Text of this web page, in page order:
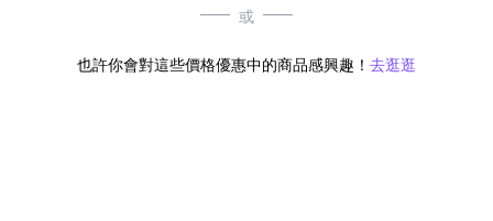
或
也許你會對這些價格優惠中的商品感興趣！ 去逛逛